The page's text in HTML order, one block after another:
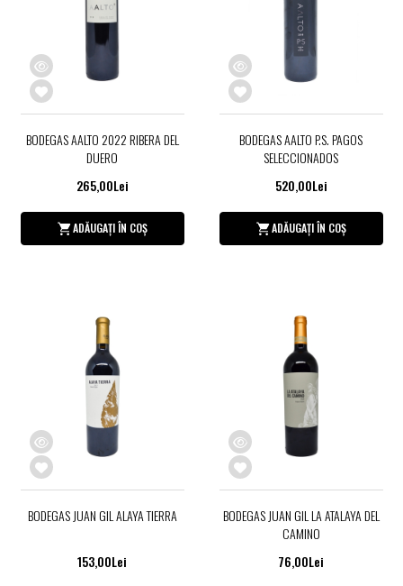
BODEGAS AALTO 2022 RIBERA DEL
DUERO
265,00Lei
ADĂUGAȚI ÎN COȘ
BODEGAS AALTO P.S. PAGOS
SELECCIONADOS
520,00Lei
ADĂUGAȚI ÎN COȘ
BODEGAS JUAN GIL ALAYA TIERRA
153,00Lei
BODEGAS JUAN GIL LA ATALAYA DEL
CAMINO
76,00Lei